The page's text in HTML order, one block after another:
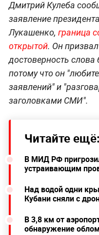
Дмитрий Кулеба
заявление
Лукашенко, граница
открытой. Он
достоверность слова
потому что он
заявлений" и
заголовками СМИ".
Читайте ещё:
В МИД РФ
устраивающим
Над водой одни
Кубани сняли с
В 3,8 км от
обнаружение